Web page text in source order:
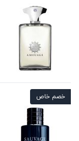
خصم خاص